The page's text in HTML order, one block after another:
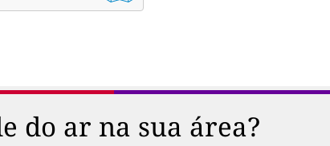
do ar na sua área?